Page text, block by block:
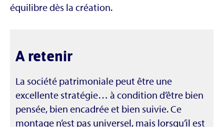
équilibre dès la création.
A retenir
La société patrimoniale peut être une
excellente stratégie… à condition d’être bien
pensée, bien encadrée et bien suivie. Ce
montage n’est pas universel, mais lorsqu’il est